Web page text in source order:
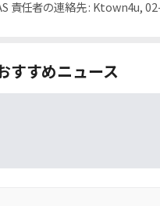
責任者の連絡先: Ktown4u,
すすめニュース